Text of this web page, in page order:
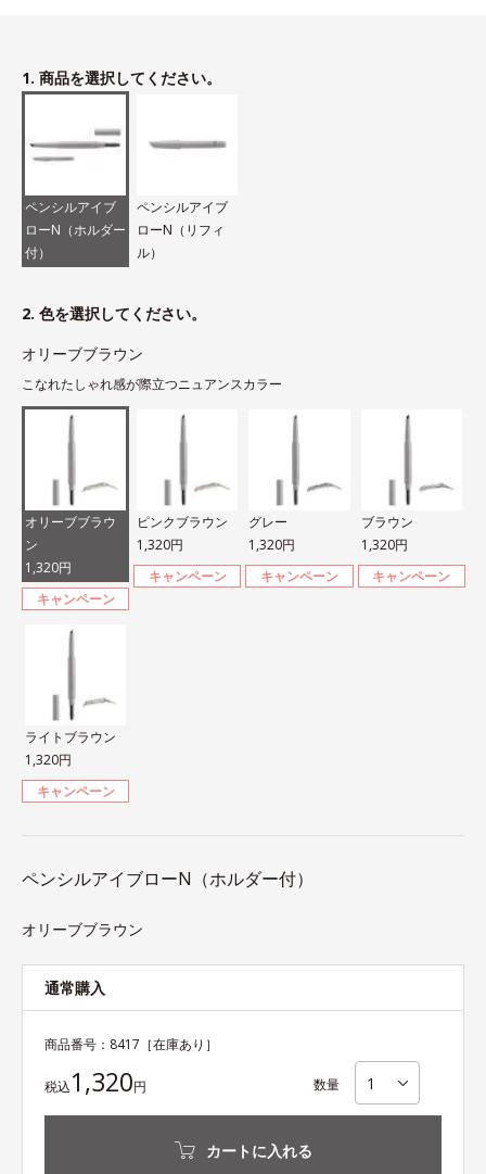
1. 商品を選択してください。
ペンシルアイブ
ローN（ホルダー
付）
ペンシルアイブ
ローN（リフィ
ル）
2. 色を選択してください。
オリーブブラウン
こなれたしゃれ感が際立つニュアンスカラー
オリーブブラウ
ン
1,320円
キャンペーン
ピンクブラウン
1,320円
キャンペーン
グレー
1,320円
キャンペーン
ブラウン
1,320円
キャンペーン
ライトブラウン
1,320円
キャンペーン
ペンシルアイブローN（ホルダー付）
オリーブブラウン
通常購入
商品番号： 8417 ［在庫あり］
税込1,320円 数量
カートに入れる